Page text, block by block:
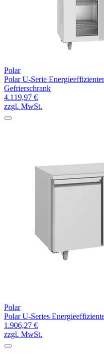
Polar
Polar U-Serie
Gefrierschrank
4.119,97 €
zzgl. MwSt.
Polar
Polar U-Series
1.906,27 €
zzgl. MwSt.